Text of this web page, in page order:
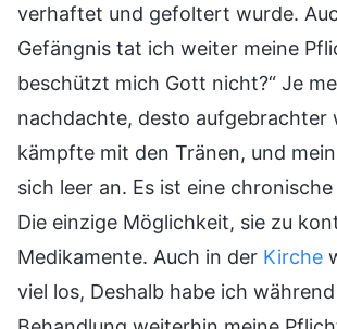
verhaftet und gefoltert wurde.
Gefängnis tat ich weiter meine
beschützt mich Gott nicht?“ Je
nachdachte, desto aufgebrachter
kämpfte mit den Tränen, und
sich leer an. Es ist eine
Die einzige Möglichkeit, sie zu
Medikamente. Auch in der Kirche
viel los, Deshalb habe ich